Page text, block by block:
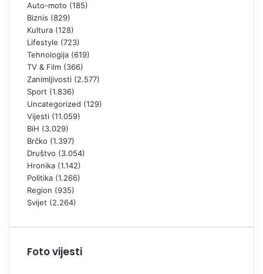
Auto-moto (185)
Biznis (829)
Kultura (128)
Lifestyle (723)
Tehnologija (619)
TV & Film (366)
Zanimljivosti (2.577)
Sport (1.836)
Uncategorized (129)
Vijesti (11.059)
BiH (3.029)
Brčko (1.397)
Društvo (3.054)
Hronika (1.142)
Politika (1.266)
Region (935)
Svijet (2.264)
Foto vijesti